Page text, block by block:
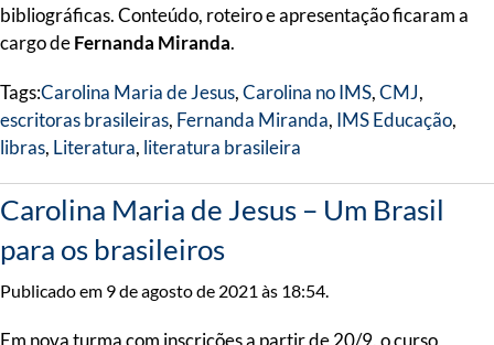
bibliográficas. Conteúdo, roteiro e apresentação ficaram a
cargo deFernanda Miranda.
Tags:Carolina Maria de Jesus,Carolina no IMS,CMJ,
escritoras brasileiras, Fernanda Miranda, IMS Educação,
libras, Literatura, literatura brasileira
Carolina Maria de Jesus – Um Brasil
para os brasileiros
Publicado em 9 de agosto de 2021 às 18:54.
Em nova turma com inscrições a partir de 20/9, o curso